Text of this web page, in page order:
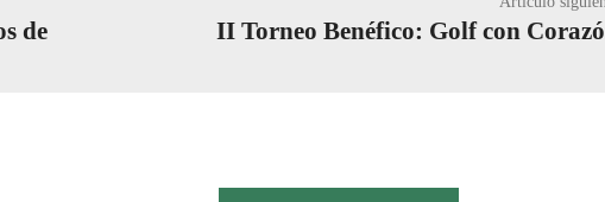
de
II Torneo Benéfico: Golf con